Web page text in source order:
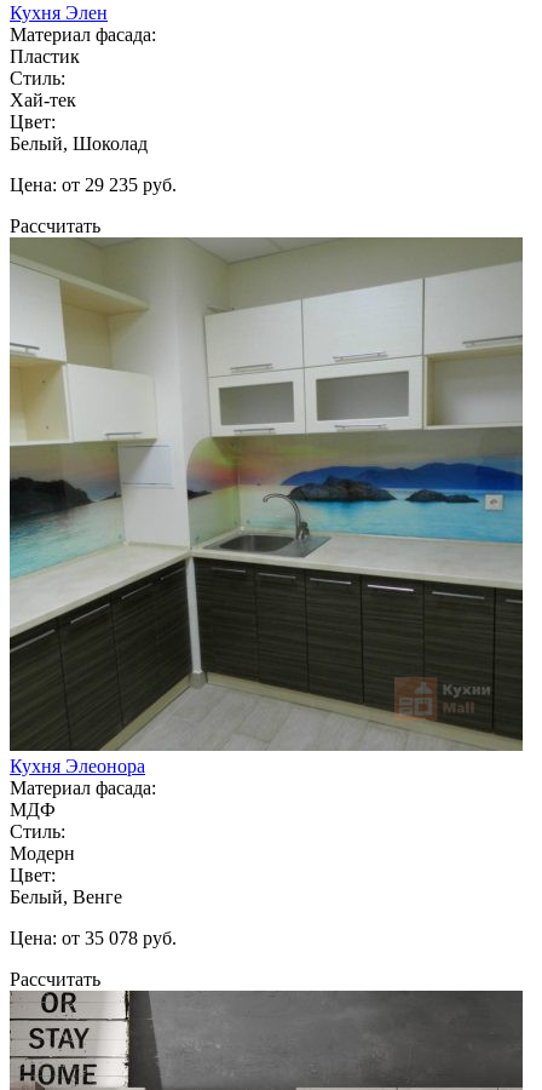
Кухня Элен
Материал фасада:
Пластик
Стиль:
Хай-тек
Цвет:
Белый, Шоколад
Цена: от 29 235 руб.
Рассчитать
Кухня Элеонора
Материал фасада:
МДФ
Стиль:
Модерн
Цвет:
Белый, Венге
Цена: от 35 078 руб.
Рассчитать